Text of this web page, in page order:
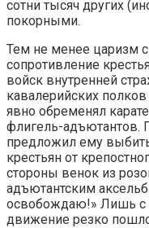
сотни тысяч других
покорными.
Тем не менее царизм
сопротивление
войск внутренней
кавалерийских
явно обременял
флигель-адъютантов.
предложил ему
крестьян от
стороны венок из
адъютантским
освобождаю!» Лишь с
движение резко